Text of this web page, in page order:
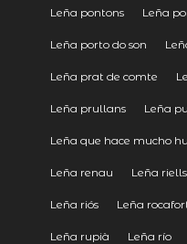
Leña pontons Leña
Leña porto do son
Leña prat de comte
Leña prullans Leña
Leña que hace mucho
Leña renau Leña
Leña riós Leña
Leña rupià Leña río